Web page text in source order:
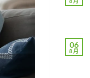
06
8 月